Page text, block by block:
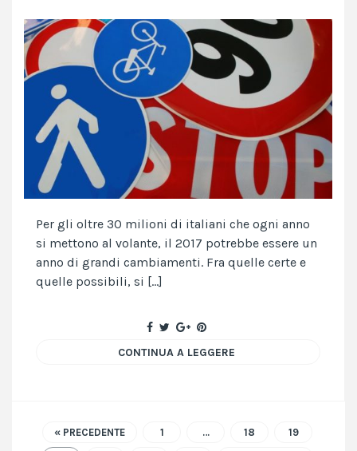
Per gli oltre 30 milioni di italiani che ogni anno
si mettono al volante, il 2017 potrebbe essere un
anno di grandi cambiamenti. Fra quelle certe e
quelle possibili, si […]
CONTINUA A LEGGERE
« PRECEDENTE 1 … 18 19